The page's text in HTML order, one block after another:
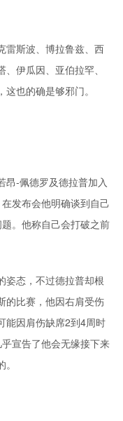
雷斯波、博拉鲁兹、西
伊瓜因、亚伯拉罕、
也的确是够邪门。
昂-佩德罗及德拉普加入
发布会他明确谈到自己
。他称自己会打破之前
姿态，不过德拉普却根
的比赛，他因右肩受伤
能因肩伤缺席2到4周时
宣告了他会无缘接下来